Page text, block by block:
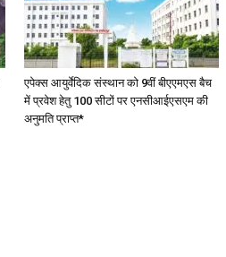
एपेक्स आयुर्वेदिक संस्थान को 9वीं बीएएमएस बैच
में प्रवेश हेतु 100 सीटों पर एनसीआईएसएम की
अनुमति प्राप्त*